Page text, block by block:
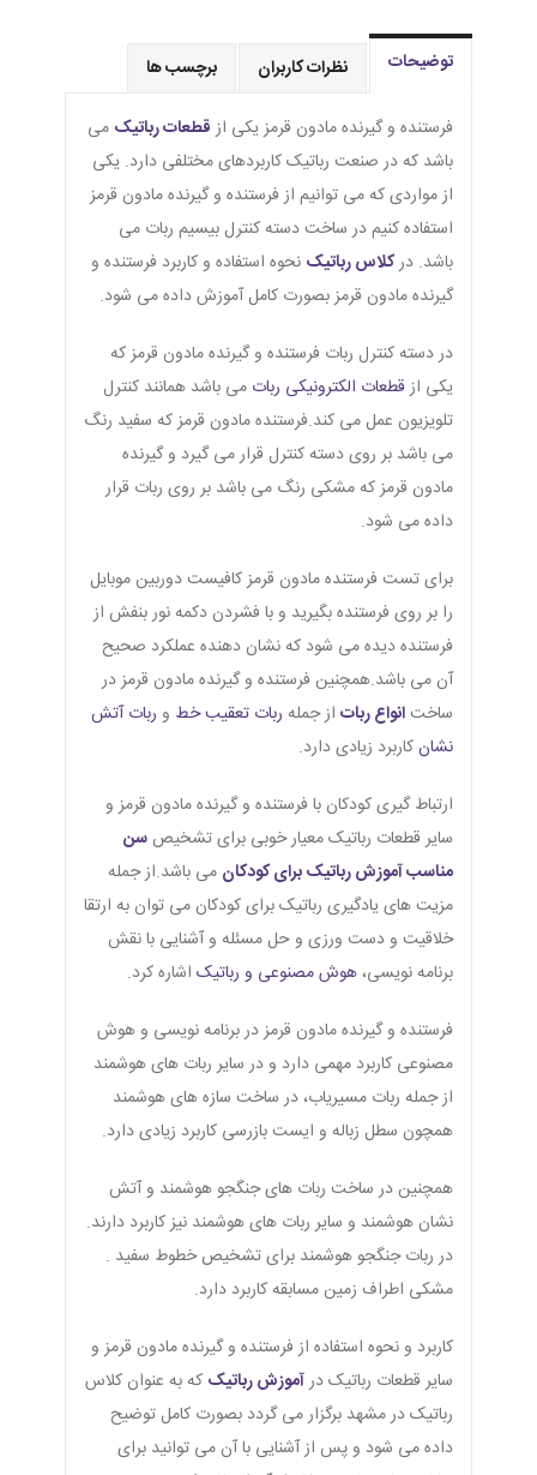
توضیحات نظرات کاربران برچسب ها
فرستنده و گیرنده مادون قرمز یکی ازقطعات رباتیک می
باشد که در صنعت رباتیک کاربردهای مختلفی دارد. یکی
از مواردی که می توانیم از فرستنده و گیرنده مادون قرمز
استفاده کنیم در ساخت دسته کنترل بیسیم ربات می
باشد. درکلاس رباتیک نحوه استفاده و کاربرد فرستنده و
گیرنده مادون قرمز بصورت کامل آموزش داده می شود.
در دسته کنترل ربات فرستنده و گیرنده مادون قرمز که
یکی ازقطعات الکترونیکی ربات می باشد همانند کنترل
تلویزیون عمل می کند.فرستنده مادون قرمز که سفید رنگ
می باشد بر روی دسته کنترل قرار می گیرد و گیرنده
مادون قرمز که مشکی رنگ می باشد بر روی ربات قرار
داده می شود.
برای تست فرستنده مادون قرمز کافیست دوربین موبایل
را بر روی فرستنده بگیرید و با فشردن دکمه نور بنفش از
فرستنده دیده می شود که نشان دهنده عملکرد صحیح
آن می باشد.همچنین فرستنده و گیرنده مادون قرمز در
ساختانواع ربات از جمله ربات تعقیب خط و ربات آتش
نشانکاربرد زیادی دارد.
ارتباط گیری کودکان با فرستنده و گیرنده مادون قرمز و
سایر قطعات رباتیک معیار خوبی برای تشخیص سن
مناسب آموزش رباتیک برای کودکان می باشد.از جمله
مزیت های یادگیری رباتیک برای کودکان می توان به ارتقا
خلاقیت و دست ورزی و حل مسئله و آشنایی با نقش
برنامه نویسی، هوش مصنوعی و رباتیک اشاره کرد.
فرستنده و گیرنده مادون قرمز در برنامه نویسی و هوش
مصنوعی کاربرد مهمی دارد و در سایر ربات های هوشمند
از جمله ربات مسیریاب، در ساخت سازه های هوشمند
همچون سطل زباله و ایست بازرسی کاربرد زیادی دارد.
همچنین در ساخت ربات های جنگجو هوشمند و آتش
نشان هوشمند و سایر ربات های هوشمند نیز کاربرد دارند.
در ربات جنگجو هوشمند برای تشخیص خطوط سفید .
مشکی اطراف زمین مسابقه کاربرد دارد.
کاربرد و نحوه استفاده از فرستنده و گیرنده مادون قرمز و
سایر قطعات رباتیک درآموزش رباتیک که به عنوان کلاس
رباتیک در مشهد برگزار می گردد بصورت کامل توضیح
داده می شود و پس از آشنایی با آن می توانید برای